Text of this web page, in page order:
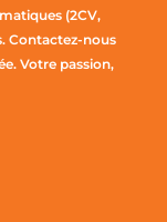
(2CV,
Contactez-nous
Votre passion,